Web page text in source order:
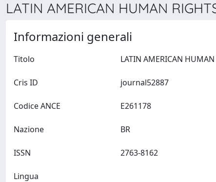
LATIN AMERICAN HUMAN
Informazioni generali
Titolo
Cris ID
Codice ANCE
Nazione
ISSN
Lingua